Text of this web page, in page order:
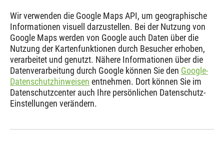
Wir verwenden die Google Maps API, um geographische
Informationen visuell darzustellen. Bei der Nutzung von
Google Maps werden von Google auch Daten über die
Nutzung der Kartenfunktionen durch Besucher erhoben,
verarbeitet und genutzt. Nähere Informationen über die
Datenverarbeitung durch Google können Sie den Google-
Datenschutzhinweisen entnehmen. Dort können Sie im
Datenschutzcenter auch Ihre persönlichen Datenschutz-
Einstellungen verändern.